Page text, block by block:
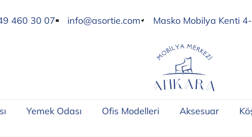
460 30 07 info@asortie.com Masko Mobilya Kenti
Yemek Odası Ofis Modelleri Aksesuar